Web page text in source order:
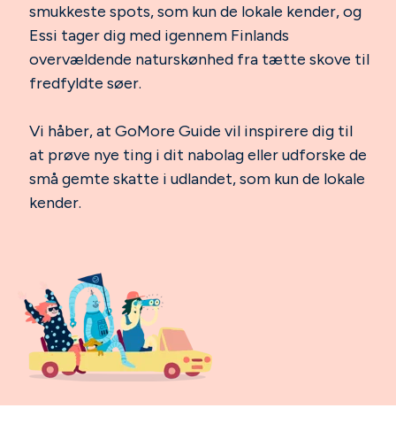
smukkeste spots, som kun de lokale kender, og
Essi tager dig med igennem Finlands
overvældende naturskønhed fra tætte skove til
fredfyldte søer.
Vi håber, at GoMore Guide vil inspirere dig til
at prøve nye ting i dit nabolag eller udforske de
små gemte skatte i udlandet, som kun de lokale
kender.